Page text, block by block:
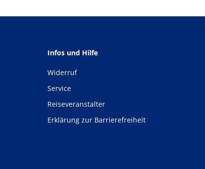
Infos und Hilfe
Widerruf
Service
Reiseveranstalter
Erklärung zur Barrierefreiheit